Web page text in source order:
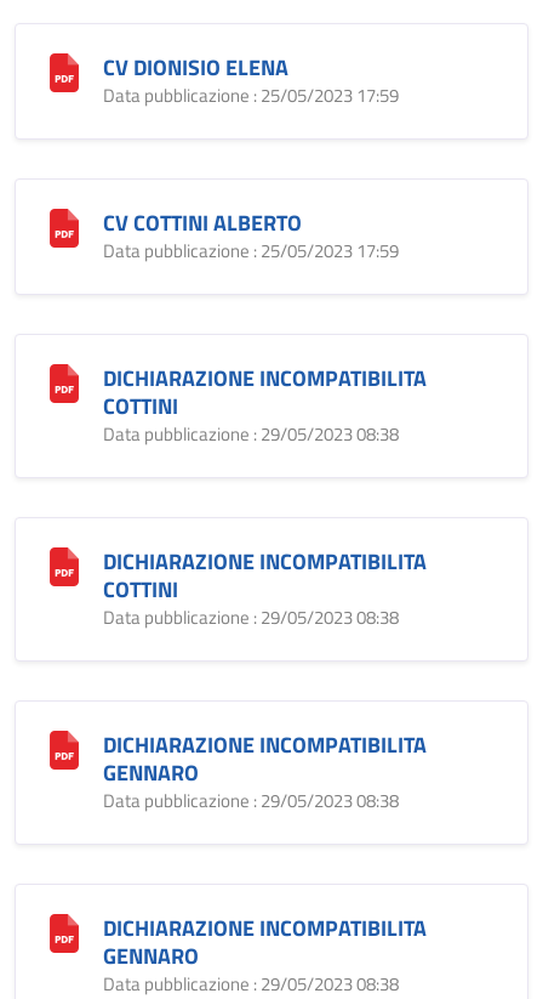
CV DIONISIO ELENA
Data pubblicazione : 25/05/2023 17:59
CV COTTINI ALBERTO
Data pubblicazione : 25/05/2023 17:59
DICHIARAZIONE INCOMPATIBILITA
COTTINI
Data pubblicazione : 29/05/2023 08:38
DICHIARAZIONE INCOMPATIBILITA
COTTINI
Data pubblicazione : 29/05/2023 08:38
DICHIARAZIONE INCOMPATIBILITA
GENNARO
Data pubblicazione : 29/05/2023 08:38
DICHIARAZIONE INCOMPATIBILITA
GENNARO
Data pubblicazione : 29/05/2023 08:38